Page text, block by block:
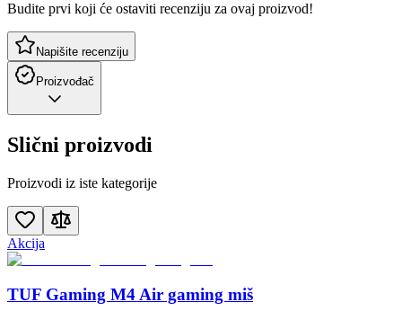
Budite prvi koji će ostaviti recenziju za ovaj proizvod!
Napišite recenziju
Proizvođač
Slični proizvodi
Proizvodi iz iste kategorije
Akcija
TUF Gaming M4 Air gaming miš